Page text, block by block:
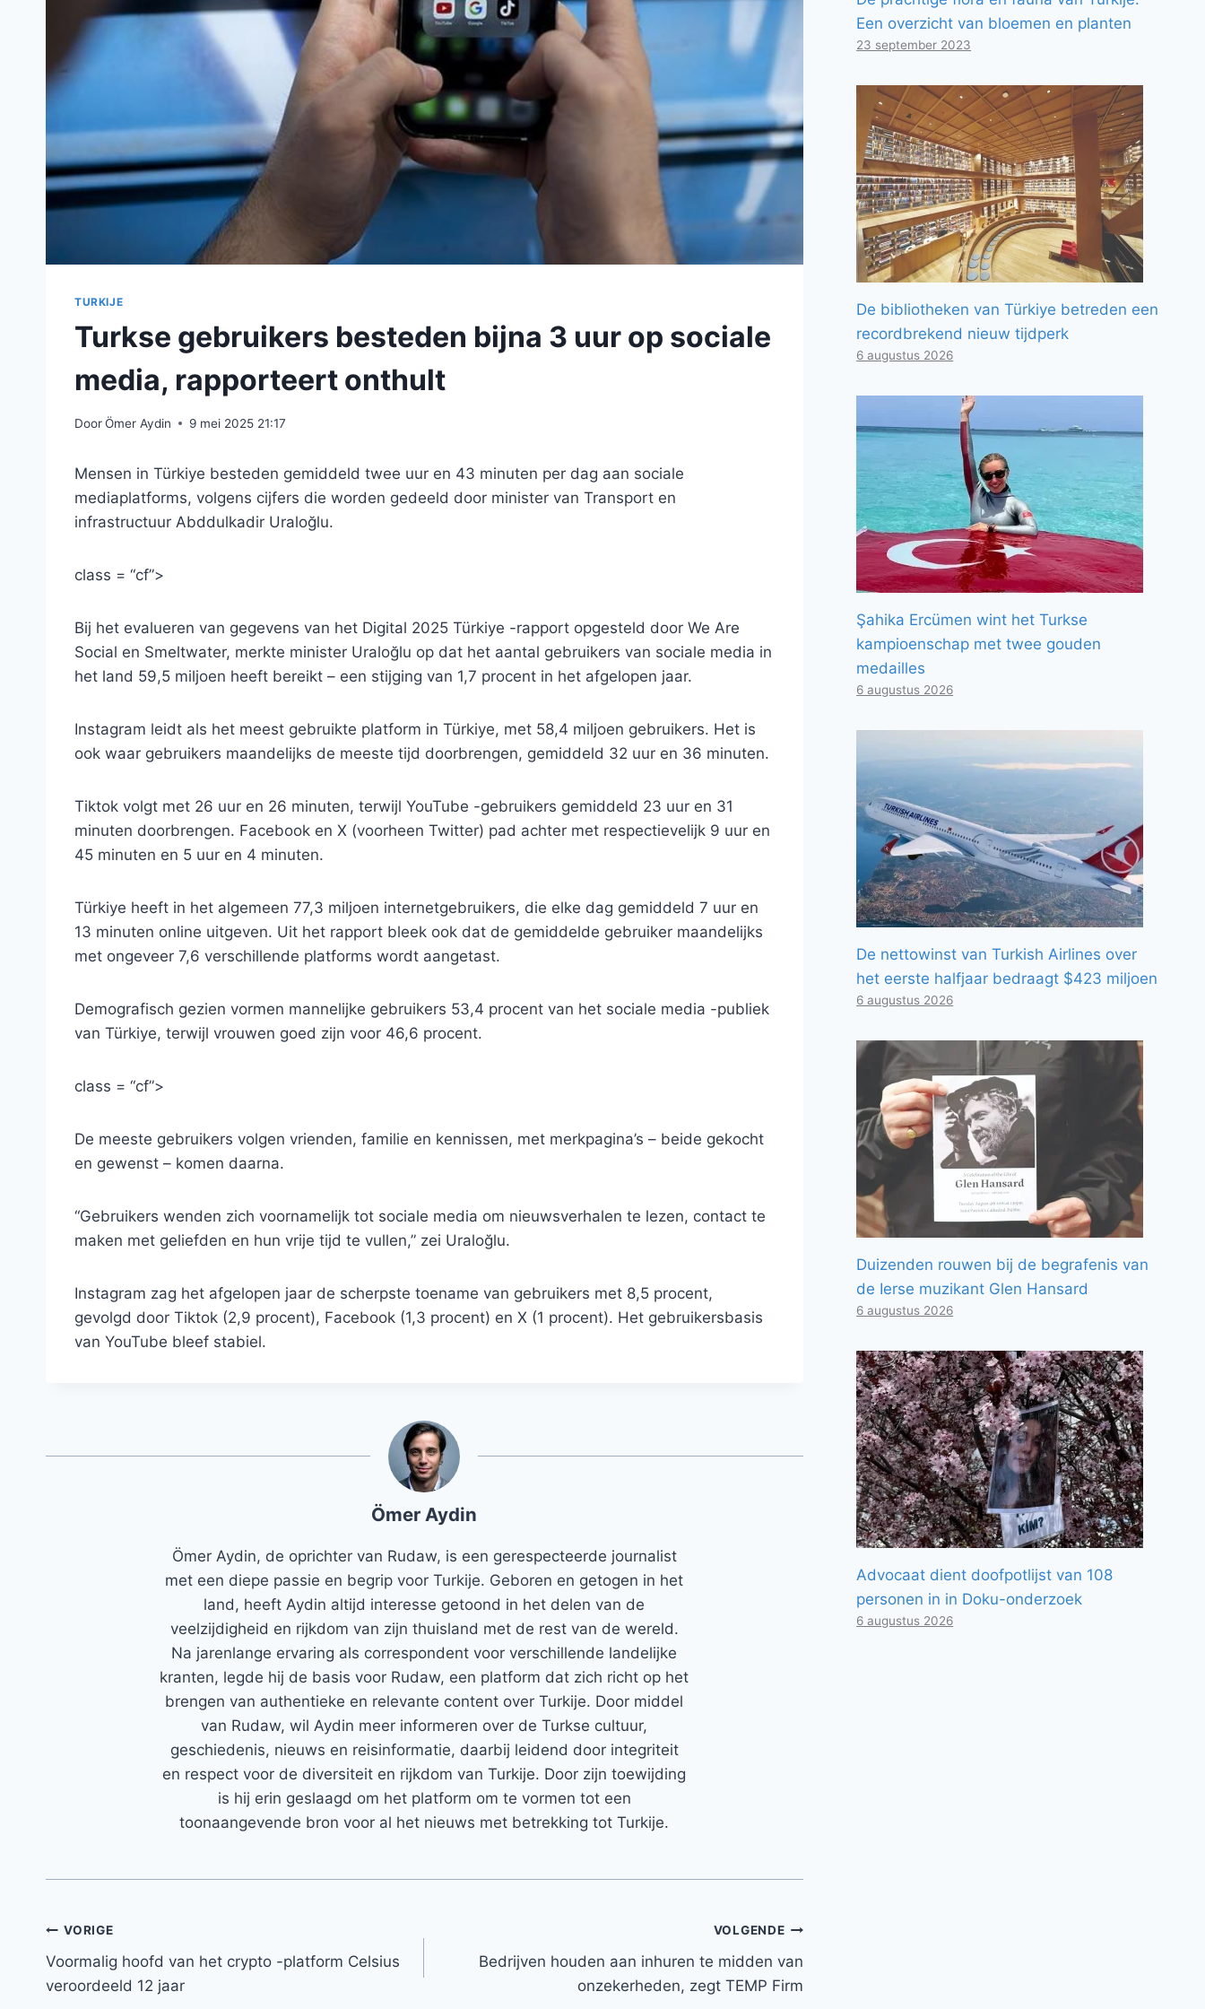
TURKIJE
Turkse gebruikers besteden bijna 3 uur op sociale
media, rapporteert onthult
DoorÖmer Aydin 9 mei 2025 21:17
Mensen in Türkiye besteden gemiddeld twee uur en 43 minuten per dag aan sociale
mediaplatforms, volgens cijfers die worden gedeeld door minister van Transport en
infrastructuur Abddulkadir Uraloğlu.
class = “cf”>
Bij het evalueren van gegevens van het Digital 2025 Türkiye -rapport opgesteld door We Are
Social en Smeltwater, merkte minister Uraloğlu op dat het aantal gebruikers van sociale media in
het land 59,5 miljoen heeft bereikt – een stijging van 1,7 procent in het afgelopen jaar.
Instagram leidt als het meest gebruikte platform in Türkiye, met 58,4 miljoen gebruikers. Het is
ook waar gebruikers maandelijks de meeste tijd doorbrengen, gemiddeld 32 uur en 36 minuten.
Tiktok volgt met 26 uur en 26 minuten, terwijl YouTube -gebruikers gemiddeld 23 uur en 31
minuten doorbrengen. Facebook en X (voorheen Twitter) pad achter met respectievelijk 9 uur en
45 minuten en 5 uur en 4 minuten.
Türkiye heeft in het algemeen 77,3 miljoen internetgebruikers, die elke dag gemiddeld 7 uur en
13 minuten online uitgeven. Uit het rapport bleek ook dat de gemiddelde gebruiker maandelijks
met ongeveer 7,6 verschillende platforms wordt aangetast.
Demografisch gezien vormen mannelijke gebruikers 53,4 procent van het sociale media -publiek
van Türkiye, terwijl vrouwen goed zijn voor 46,6 procent.
class = “cf”>
De meeste gebruikers volgen vrienden, familie en kennissen, met merkpagina’s – beide gekocht
en gewenst – komen daarna.
“Gebruikers wenden zich voornamelijk tot sociale media om nieuwsverhalen te lezen, contact te
maken met geliefden en hun vrije tijd te vullen,” zei Uraloğlu.
Instagram zag het afgelopen jaar de scherpste toename van gebruikers met 8,5 procent,
gevolgd door Tiktok (2,9 procent), Facebook (1,3 procent) en X (1 procent). Het gebruikersbasis
van YouTube bleef stabiel.
Ömer Aydin
Ömer Aydin, de oprichter van Rudaw, is een gerespecteerde journalist
met een diepe passie en begrip voor Turkije. Geboren en getogen in het
land, heeft Aydin altijd interesse getoond in het delen van de
veelzijdigheid en rijkdom van zijn thuisland met de rest van de wereld.
Na jarenlange ervaring als correspondent voor verschillende landelijke
kranten, legde hij de basis voor Rudaw, een platform dat zich richt op het
brengen van authentieke en relevante content over Turkije. Door middel
van Rudaw, wil Aydin meer informeren over de Turkse cultuur,
geschiedenis, nieuws en reisinformatie, daarbij leidend door integriteit
en respect voor de diversiteit en rijkdom van Turkije. Door zijn toewijding
is hij erin geslaagd om het platform om te vormen tot een
toonaangevende bron voor al het nieuws met betrekking tot Turkije.
Bericht
navigatie
VORIGE
Voormalig hoofd van het crypto -platform Celsius
veroordeeld 12 jaar
VOLGENDE
Bedrijven houden aan inhuren te midden van
onzekerheden, zegt TEMP Firm
Een overzicht van bloemen en planten
23 september 2023
De bibliotheken van Türkiye betreden een
recordbrekend nieuw tijdperk
6 augustus 2026
Şahika Ercümen wint het Turkse
kampioenschap met twee gouden
medailles
6 augustus 2026
De nettowinst van Turkish Airlines over
het eerste halfjaar bedraagt ​​$423 miljoen
6 augustus 2026
Duizenden rouwen bij de begrafenis van
de Ierse muzikant Glen Hansard
6 augustus 2026
Advocaat dient doofpotlijst van 108
personen in in Doku-onderzoek
6 augustus 2026